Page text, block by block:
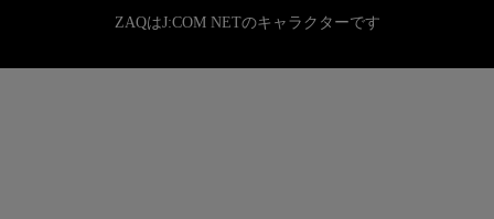
ZAQはJ:COM NETのキャラクターです